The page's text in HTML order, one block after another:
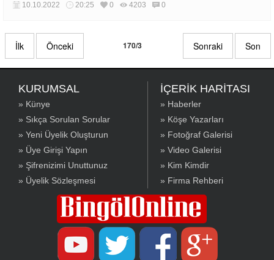
10.10.2022 20:25 0 4203 0
İlk Önceki 170/3 Sonraki Son
KURUMSAL
» Künye
» Sıkça Sorulan Sorular
» Yeni Üyelik Oluşturun
» Üye Girişi Yapın
» Şifrenizimi Unuttunuz
» Üyelik Sözleşmesi
İÇERİK HARİTASI
» Haberler
» Köşe Yazarları
» Fotoğraf Galerisi
» Video Galerisi
» Kim Kimdir
» Firma Rehberi